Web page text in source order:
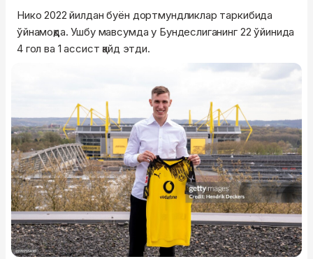
Нико 2022 йилдан буён дортмундликлар таркибида
ўйнамоқда. Ушбу мавсумда у Бундеслиганинг 22 ўйинида
4 гол ва 1 ассист қайд этди.